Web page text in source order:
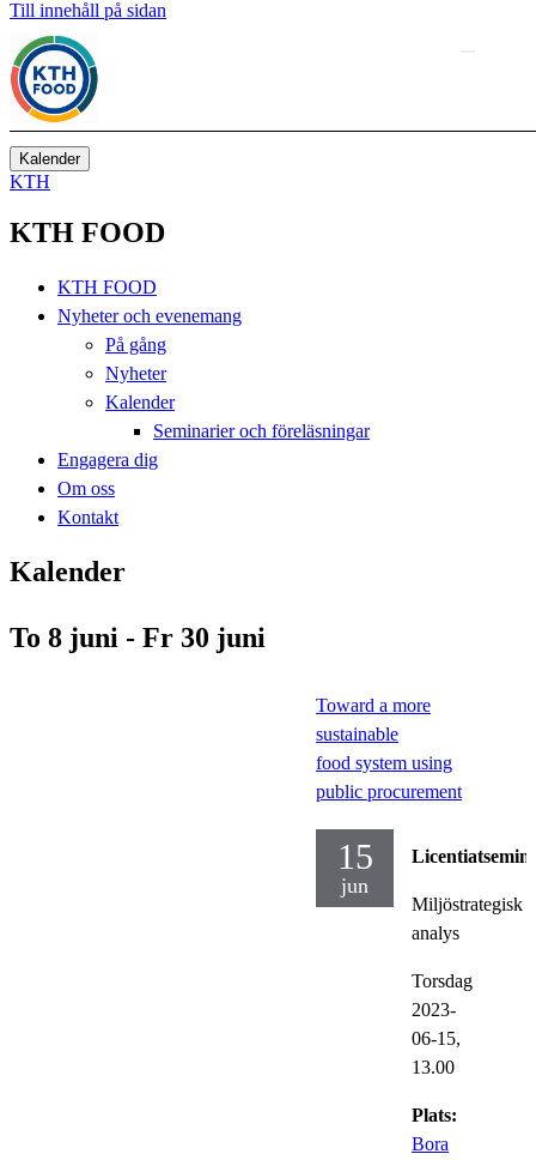
Till innehåll på sidan
Kalender
KTH
KTH FOOD
KTH FOOD
Nyheter och evenemang
På gång
Nyheter
Kalender
Seminarier och föreläsningar
Engagera dig
Om oss
Kontakt
Kalender
To 8 juni - Fr 30 juni
Toward a more
sustainable
food system using
public procurement
15
jun
Miljöstrategisk
analys
Torsdag
2023-
06-15,
13.00
Plats:
Bora